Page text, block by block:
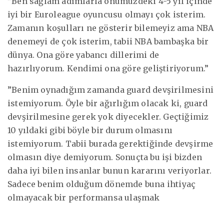
iyi bir Euroleague oyuncusu olmayı çok isterim.
Zamanın koşulları ne gösterir bilemeyiz ama NBA
denemeyi de çok isterim, tabii NBA bambaşka bir
dünya. Ona göre yabancı dillerimi de
hazırlıyorum. Kendimi ona göre geliştiriyorum.”
”Benim oynadığım zamanda guard devşirilmesini
istemiyorum. Öyle bir ağırlığım olacak ki, guard
devşirilmesine gerek yok diyecekler. Geçtiğimiz
10 yıldaki gibi böyle bir durum olmasını
istemiyorum. Tabii burada gerektiğinde devşirme
olmasın diye demiyorum. Sonuçta bu işi bizden
daha iyi bilen insanlar bunun kararını veriyorlar.
Sadece benim olduğum dönemde buna ihtiyaç
olmayacak bir performansa ulaşmak